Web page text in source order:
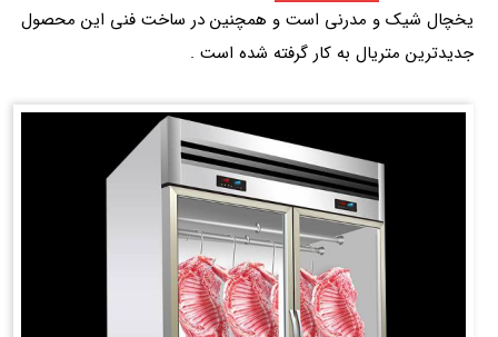
یخچال شیک و مدرنی است و همچنین در ساخت فنی این محصول
جدیدترین متریال به کار گرفته شده است .